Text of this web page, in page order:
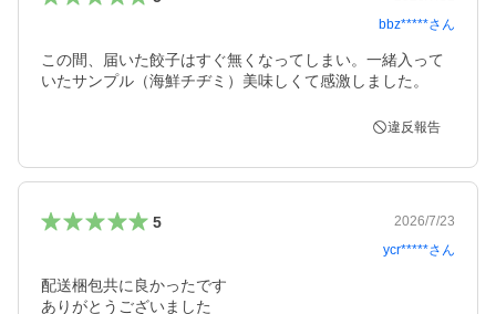
bbz*****さん
この間、届いた餃子はすぐ無くなってしまい。一緒入って
いたサンプル（海鮮チヂミ）美味しくて感激しました。
違反報告
5
2026/7/23
ycr*****さん
配送梱包共に良かったです
ありがとうございました